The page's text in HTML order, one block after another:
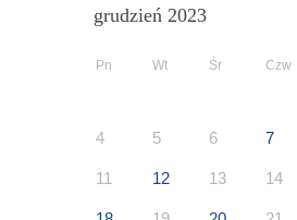
grudzień 2023
Pn Wt Śr Czw
4 5 6 7
11 12 13 14